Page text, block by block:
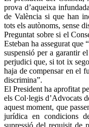
prova d’aqueixa
de València si que han
tots els autònoms, sense
Preguntat sobre si el
Esteban ha assegurat que
suspensió per a garantir
perjudici que, si tot ix
haja de compensar en el
discrimina”.
El President ha aprofitat
els Col·legis d’Advocats
aquest moment, que
jurídica en condicions
supressió del requisit de